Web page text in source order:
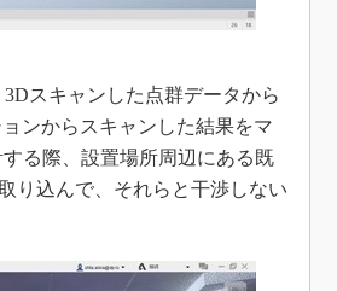
スキャンした点群データから
ンからスキャンした結果をマ
る際、設置場所周辺にある既
り込んで、それらと干渉しない